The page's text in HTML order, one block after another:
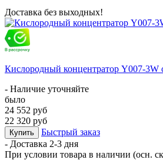
Доставка без выходных!
Кислородный концентратор Y007-3W
- Наличие уточняйте
было
24 552 руб
22 320 руб
Купить
Быстрый заказ
- Доставка 2-3 дня
При условии товара в наличии (осн.